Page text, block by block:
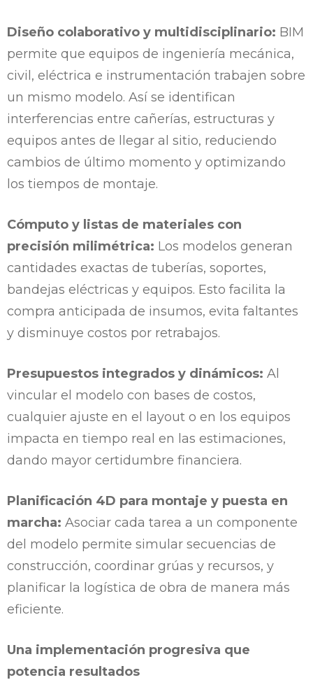
Diseño colaborativo y multidisciplinario: BIM
permite que equipos de ingeniería mecánica,
civil, eléctrica e instrumentación trabajen sobre
un mismo modelo. Así se identifican
interferencias entre cañerías, estructuras y
equipos antes de llegar al sitio, reduciendo
cambios de último momento y optimizando
los tiempos de montaje.
Cómputo y listas de materiales con
precisión milimétrica: Los modelos generan
cantidades exactas de tuberías, soportes,
bandejas eléctricas y equipos. Esto facilita la
compra anticipada de insumos, evita faltantes
y disminuye costos por retrabajos.
Presupuestos integrados y dinámicos: Al
vincular el modelo con bases de costos,
cualquier ajuste en el layout o en los equipos
impacta en tiempo real en las estimaciones,
dando mayor certidumbre financiera.
Planificación 4D para montaje y puesta en
marcha: Asociar cada tarea a un componente
del modelo permite simular secuencias de
construcción, coordinar grúas y recursos, y
planificar la logística de obra de manera más
eficiente.
Una implementación progresiva que
potencia resultados